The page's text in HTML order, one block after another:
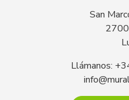
San
Llámanos: